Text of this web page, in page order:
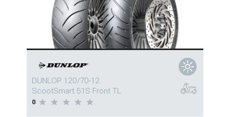
DUNLOP 120/70-12
ScootSmart 51S Front TL
0